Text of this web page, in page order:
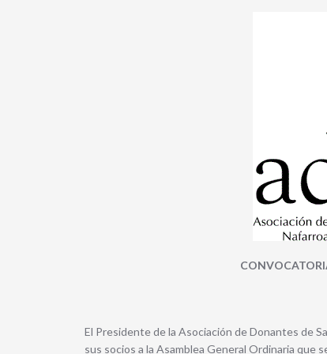
El Presidente de la Asociación de Donantes de
sus socios a la Asamblea General Ordinaria que